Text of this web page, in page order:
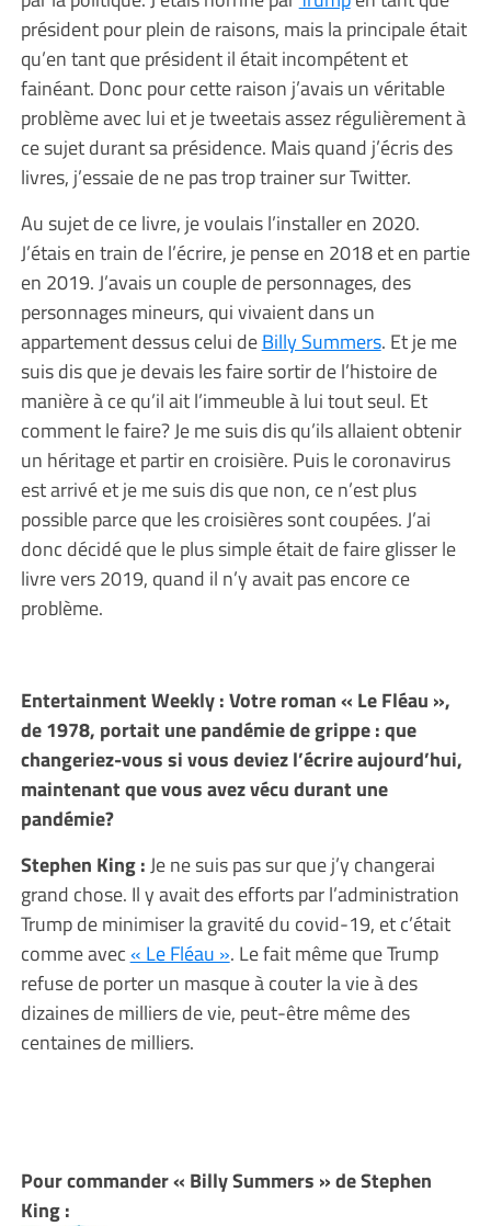
président pour plein de raisons, mais la principale était
qu’en tant que président il était incompétent et
fainéant. Donc pour cette raison j’avais un véritable
problème avec lui et je tweetais assez régulièrement à
ce sujet durant sa présidence. Mais quand j’écris des
livres, j’essaie de ne pas trop trainer sur Twitter.
Au sujet de ce livre, je voulais l’installer en 2020.
J’étais en train de l’écrire, je pense en 2018 et en partie
en 2019. J’avais un couple de personnages, des
personnages mineurs, qui vivaient dans un
appartement dessus celui deBilly Summers. Et je me
suis dis que je devais les faire sortir de l’histoire de
manière à ce qu’il ait l’immeuble à lui tout seul. Et
comment le faire? Je me suis dis qu’ils allaient obtenir
un héritage et partir en croisière. Puis le coronavirus
est arrivé et je me suis dis que non, ce n’est plus
possible parce que les croisières sont coupées. J’ai
donc décidé que le plus simple était de faire glisser le
livre vers 2019, quand il n’y avait pas encore ce
problème.
Entertainment Weekly : Votre roman « Le Fléau »,
de 1978, portait une pandémie de grippe : que
changeriez-vous si vous deviez l’écrire aujourd’hui,
maintenant que vous avez vécu durant une
pandémie?
Stephen King :Je ne suis pas sur que j’y changerai
grand chose. Il y avait des efforts par l’administration
Trump de minimiser la gravité du covid-19, et c’était
comme avec« Le Fléau ». Le fait même que Trump
refuse de porter un masque à couter la vie à des
dizaines de milliers de vie, peut-être même des
centaines de milliers.
Pour commander « Billy Summers » de Stephen
King :